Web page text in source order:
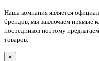
Наша компания является
брендов, мы заключаем прямые
посредников поэтому
товаров.
×